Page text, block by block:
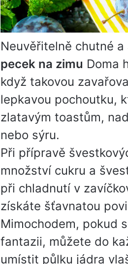
Neuvěřitelně chutné a
pecek na zimu Doma
když takovou
lepkavou pochoutku,
zlatavým toastům,
nebo sýru.
Při přípravě
množství cukru a
při chladnutí v
získáte šťavnatou
Mimochodem, pokud
fantazii, můžete do
umístit půlku jádra